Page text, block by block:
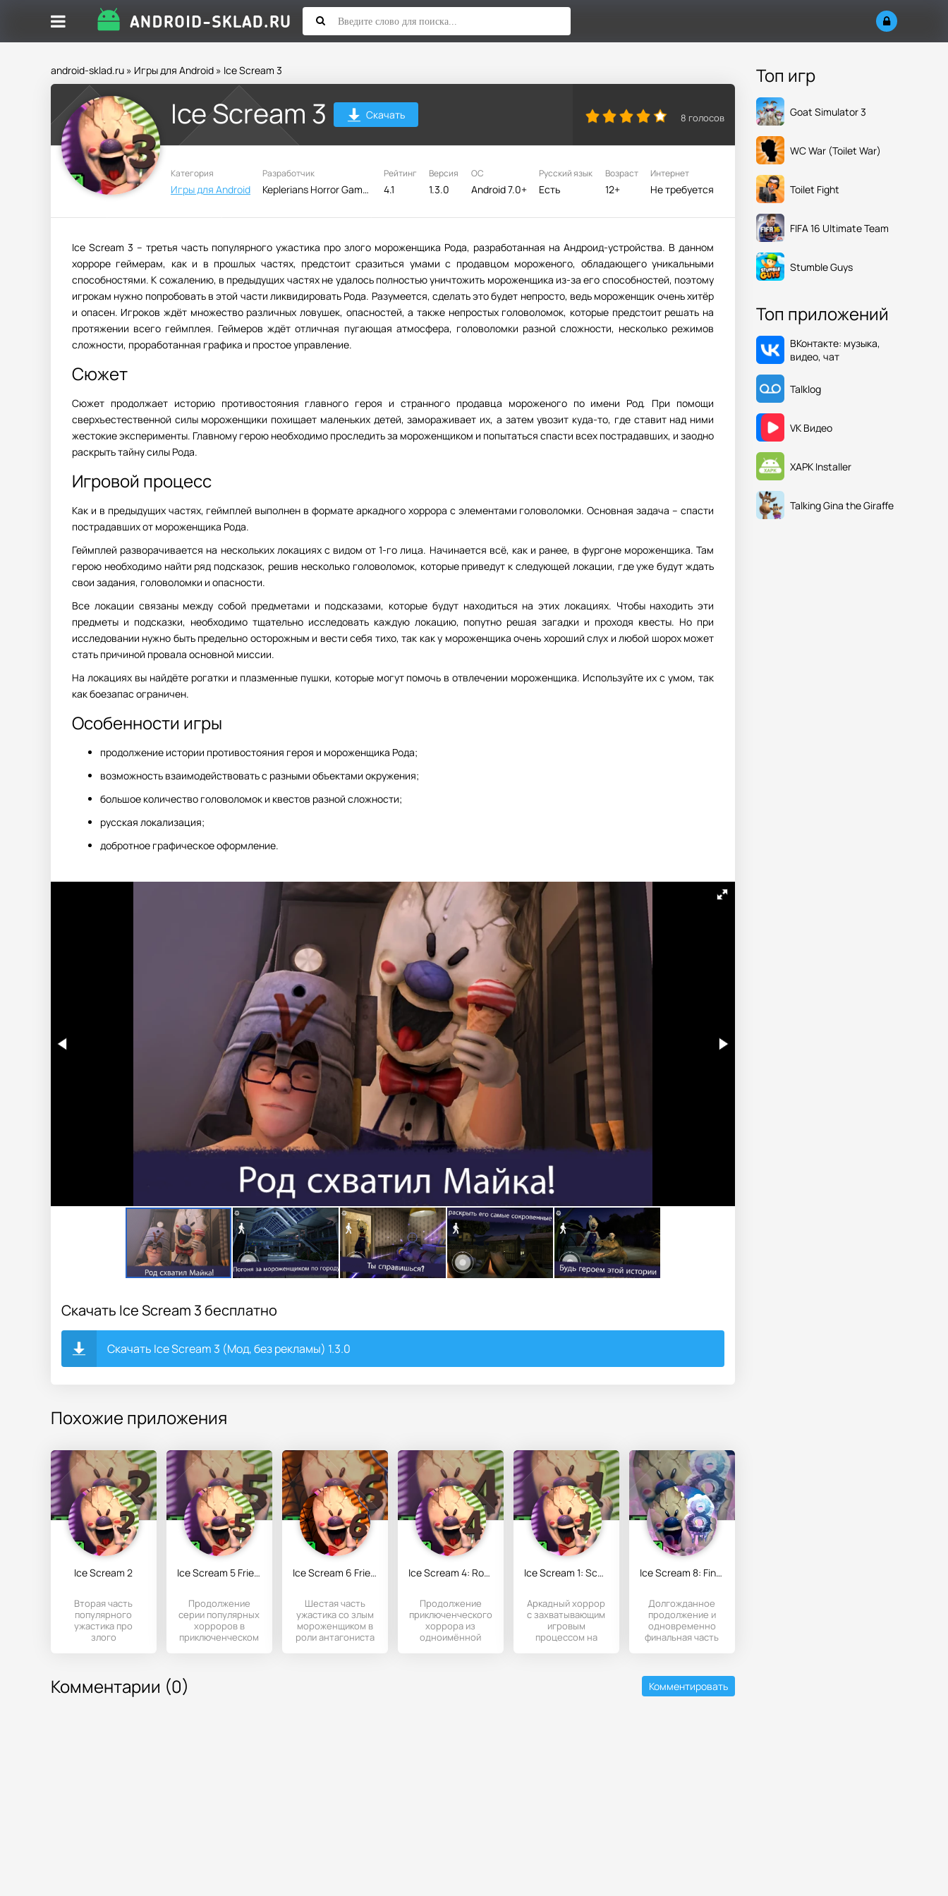
android-sklad.ru » Игры для Android » Ice Scream 3
Ice Scream 3 Скачать 8 голосов
Категория
Игры для Android
Разработчик
Keplerians Horror Games
Рейтинг
4.1
Версия
1.3.0
ОС
Android 7.0+
Русский язык
Есть
Возраст
12+
Интернет
Не требуется
Ice Scream 3 – третья часть популярного ужастика про злого мороженщика Рода, разработанная на Андроид-устройства. В данном
хорроре геймерам, как и в прошлых частях, предстоит сразиться умами с продавцом мороженого, обладающего уникальными
способностями. К сожалению, в предыдущих частях не удалось полностью уничтожить мороженщика из-за его способностей, поэтому
игрокам нужно попробовать в этой части ликвидировать Рода. Разумеется, сделать это будет непросто, ведь мороженщик очень хитёр
и опасен. Игроков ждёт множество различных ловушек, опасностей, а также непростых головоломок, которые предстоит решать на
протяжении всего геймплея. Геймеров ждёт отличная пугающая атмосфера, головоломки разной сложности, несколько режимов
сложности, проработанная графика и простое управление.
Сюжет
Сюжет продолжает историю противостояния главного героя и странного продавца мороженого по имени Род. При помощи
сверхъестественной силы мороженщики похищает маленьких детей, замораживает их, а затем увозит куда-то, где ставит над ними
жестокие эксперименты. Главному герою необходимо проследить за мороженщиком и попытаться спасти всех пострадавших, и заодно
раскрыть тайну силы Рода.
Игровой процесс
Как и в предыдущих частях, геймплей выполнен в формате аркадного хоррора с элементами головоломки. Основная задача – спасти
пострадавших от мороженщика Рода.
Геймплей разворачивается на нескольких локациях с видом от 1-го лица. Начинается всё, как и ранее, в фургоне мороженщика. Там
герою необходимо найти ряд подсказок, решив несколько головоломок, которые приведут к следующей локации, где уже будут ждать
свои задания, головоломки и опасности.
Все локации связаны между собой предметами и подсказами, которые будут находиться на этих локациях. Чтобы находить эти
предметы и подсказки, необходимо тщательно исследовать каждую локацию, попутно решая загадки и проходя квесты. Но при
исследовании нужно быть предельно осторожным и вести себя тихо, так как у мороженщика очень хороший слух и любой шорох может
стать причиной провала основной миссии.
На локациях вы найдёте рогатки и плазменные пушки, которые могут помочь в отвлечении мороженщика. Используйте их с умом, так
как боезапас ограничен.
Особенности игры
продолжение истории противостояния героя и мороженщика Рода;
возможность взаимодействовать с разными объектами окружения;
большое количество головоломок и квестов разной сложности;
русская локализация;
добротное графическое оформление.
Скачать Ice Scream 3 бесплатно
Скачать Ice Scream 3 (Мод, без рекламы) 1.3.0
Похожие приложения
Ice Scream 2
Вторая часть
популярного
ужастика про
злого
части
Ice Scream 5 Friends: Mike
Продолжение
серии популярных
хорроров в
приключенческом
Ice Scream 6 Friends: Charlie
Шестая часть
ужастика со злым
мороженщиком в
роли антагониста
Ice Scream 4: Rod's Factory
Продолжение
приключенческого
хоррора из
одноимённой
Ice Scream 1: Scary Game
Аркадный хоррор
с захватывающим
игровым
процессом на
Ice Scream 8: Final Chapter
Долгожданное
продолжение и
одновременно
финальная часть
Комментарии (0) Комментировать
Топ игр
Goat Simulator 3
WC War (Toilet War)
Toilet Fight
FIFA 16 Ultimate Team
Stumble Guys
Топ приложений
ВКонтакте: музыка,
видео, чат
Talklog
VK Видео
XAPK Installer
Talking Gina the Giraffe